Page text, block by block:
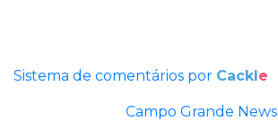
Sistema de comentários por Cackle
Campo Grande News